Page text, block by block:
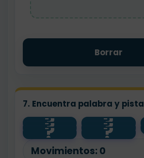
Borrar
7. Encuentra palabra y pista
?
feliz ?
contento
?
panadero ?
flor
?
floristería ?
pan
Movimientos: 0